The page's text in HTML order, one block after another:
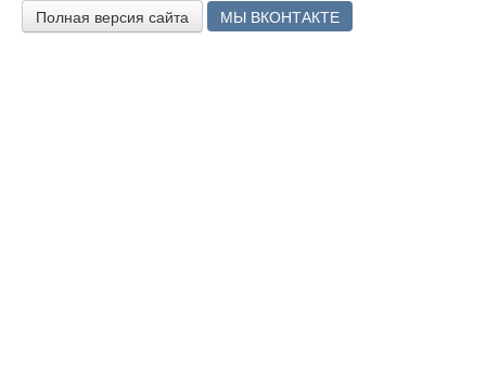
Полная версия сайта МЫ ВКОНТАКТЕ